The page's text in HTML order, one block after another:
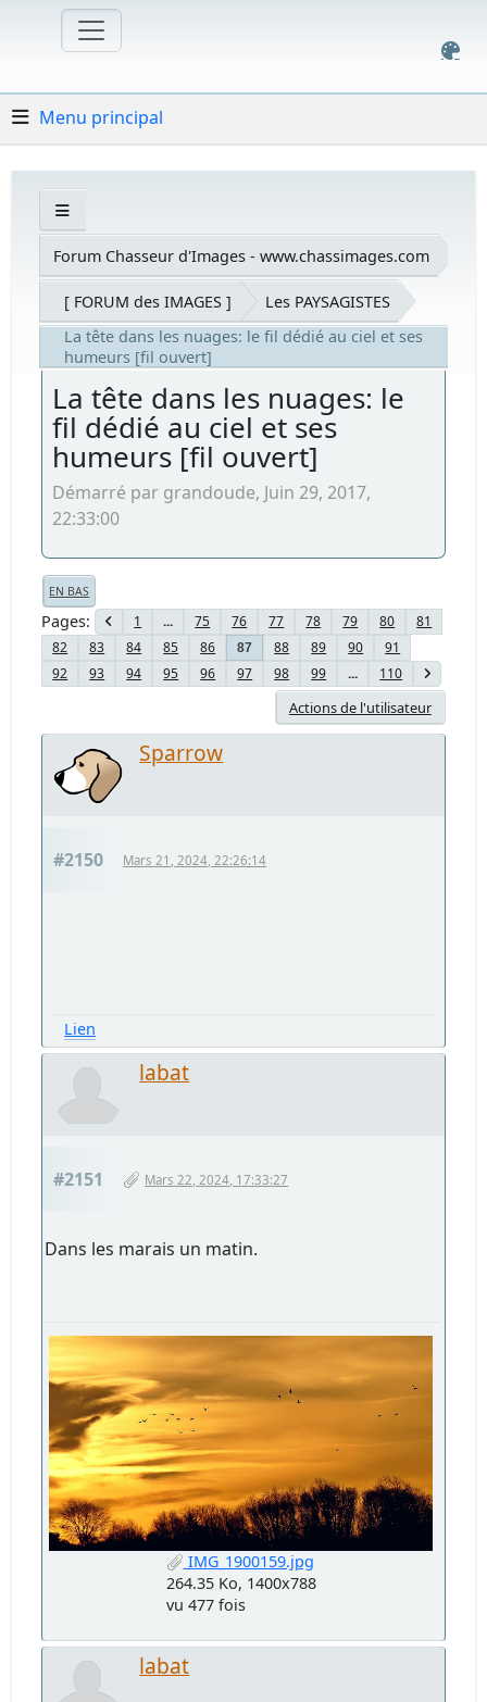
Menu principal
Forum Chasseur d'Images - www.chassimages.com
[ FORUM des IMAGES ]
Les PAYSAGISTES
La tête dans les nuages: le fil dédié au ciel et ses
humeurs [fil ouvert]
La tête dans les nuages: le
fil dédié au ciel et ses
humeurs [fil ouvert]
Démarré par grandoude, Juin 29, 2017,
22:33:00
EN BAS
Pages 1 ... 75 76 77 78 79 80
81
82
83 84 85 86 87 88 89 90
91
92
93 94 95 96 97 98 99 ... 110
Actions de l'utilisateur
Sparrow
#2150 Mars 21, 2024, 22:26:14
Lien
labat
#2151 Mars 22, 2024, 17:33:27
Dans les marais un matin.
IMG_1900159.jpg
264.35 Ko, 1400x788
vu 477 fois
labat